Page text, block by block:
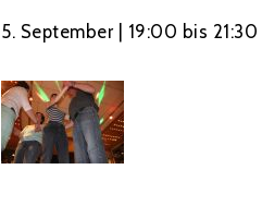
5. September | 19:00 bis 21:30